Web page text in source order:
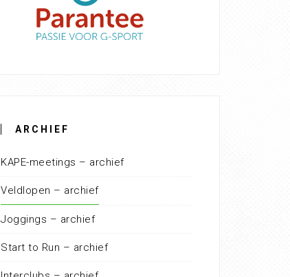
ARCHIEF
KAPE-meetings – archief
Veldlopen – archief
Joggings – archief
Start to Run – archief